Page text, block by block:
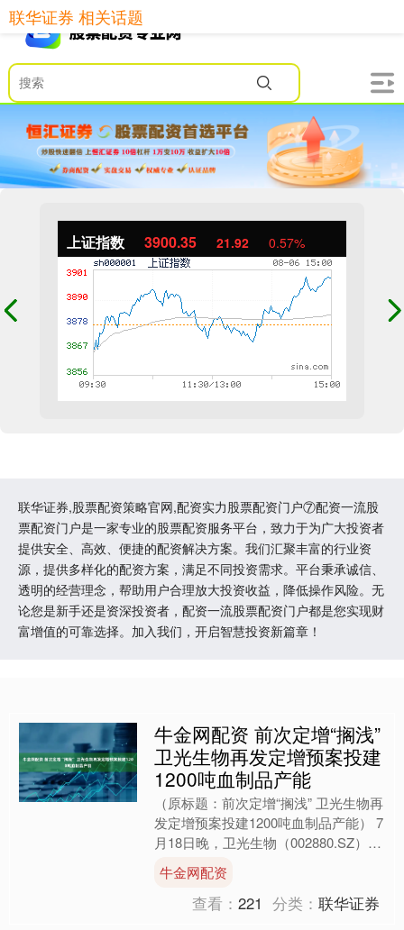
上证指数 3900.35 21.92 0.57%
联华证券,股票配资策略官网,配资实力股票配资门户⑦配资一流股
票配资门户是一家专业的股票配资服务平台，致力于为广大投资者
提供安全、高效、便捷的配资解决方案。我们汇聚丰富的行业资
源，提供多样化的配资方案，满足不同投资需求。平台秉承诚信、
透明的经营理念，帮助用户合理放大投资收益，降低操作风险。无
论您是新手还是资深投资者，配资一流股票配资门户都是您实现财
富增值的可靠选择。加入我们，开启智慧投资新篇章！
联华证券 相关话题
牛金网配资 前次定增“搁浅”
卫光生物再发定增预案投建
1200吨血制品产能
（原标题：前次定增“搁浅” 卫光生物再
发定增预案投建1200吨血制品产能） 7
月18日晚，卫光生物（002880.SZ）发
布定增预案，公司拟向特定对象发行A
股股....
牛金网配资
查看：221 分类：联华证券